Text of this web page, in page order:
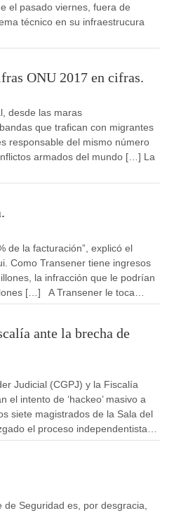
el pasado viernes, fuera de
técnico en su infraestrucura
ONU 2017 en cifras.
desde las maras
que trafican con migrantes
responsable del mismo número
armados del mundo […] La
de la facturación”, explicó el
Como Transener tiene ingresos
la infracción que le podrían
[…] A Transener le toca…
ante la brecha de
Judicial (CGPJ) y la Fiscalía
el intento de ‘hackeo’ masivo a
siete magistrados de la Sala del
el proceso independentista…
Seguridad es, por desgracia,